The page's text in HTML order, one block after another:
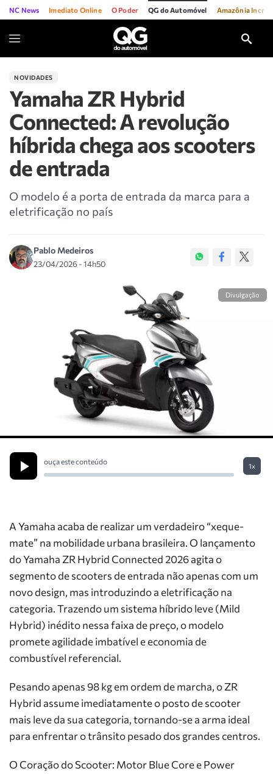
NC News Imediato Online O Poder QG do Automóvel Amazônia
NOVIDADES
Yamaha ZR Hybrid
Connected: A revolução
híbrida chega aos scooters
de entrada
O modelo é a porta de entrada da marca para a
eletrificação no país
Pablo Medeiros
23/04/2026 - 14h50
Divulgação
ouça este conteúdo
1x
A Yamaha acaba de realizar um verdadeiro “xeque-
mate” na mobilidade urbana brasileira. O lançamento
do Yamaha ZR Hybrid Connected 2026 agita o
segmento de scooters de entrada não apenas com um
novo design, mas introduzindo a eletrificação na
categoria. Trazendo um sistema híbrido leve (Mild
Hybrid) inédito nessa faixa de preço, o modelo
promete agilidade imbatível e economia de
combustível referencial.
Pesando apenas 98 kg em ordem de marcha, o ZR
Hybrid assume imediatamente o posto de scooter
mais leve da sua categoria, tornando-se a arma ideal
para enfrentar o trânsito pesado dos grandes centros.
O Coração do Scooter: Motor Blue Core e Power